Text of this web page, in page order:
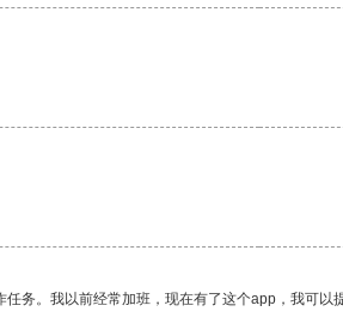
务。我以前经常加班，现在有了这个app，我可以